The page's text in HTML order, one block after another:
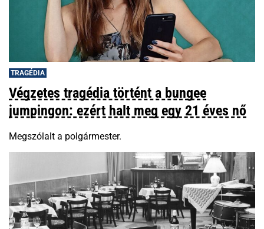
TRAGÉDIA
Végzetes tragédia történt a bungee
jumpingon: ezért halt meg egy 21 éves nő
Megszólalt a polgármester.